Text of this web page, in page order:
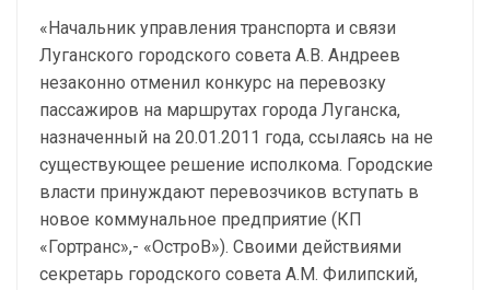
«Начальник управления транспорта и связи
Луганского городского совета А.В. Андреев
незаконно отменил конкурс на перевозку
пассажиров на маршрутах города Луганска,
назначенный на 20.01.2011 года, ссылаясь на не
существующее решение исполкома. Городские
власти принуждают перевозчиков вступать в
новое коммунальное предприятие (КП
«Гортранс»,- «ОстроВ»). Своими действиями
секретарь городского совета А.М. Филипский,